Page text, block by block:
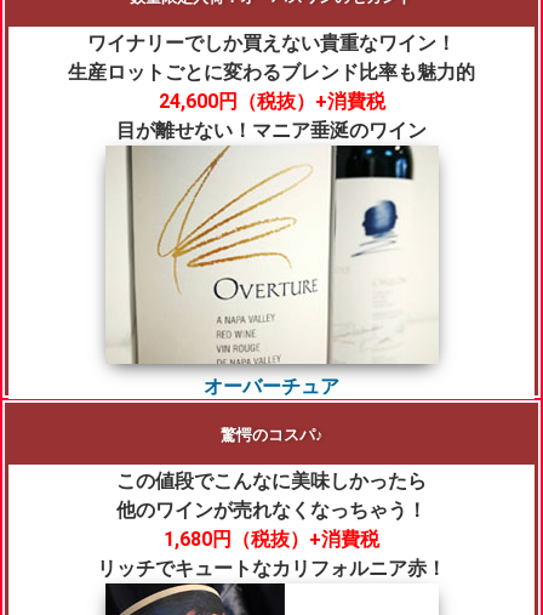
ワイナリーでしか買えない貴重なワイン！
生産ロットごとに変わるブレンド比率も魅力的
24,600円
（税抜）+消費税
目が離せない！マニア垂涎のワイン
オーバーチュア
驚愕のコスパ♪
この値段でこんなに美味しかったら
他のワインが売れなくなっちゃう！
1,680円
（税抜）+消費税
リッチでキュートなカリフォルニア赤！